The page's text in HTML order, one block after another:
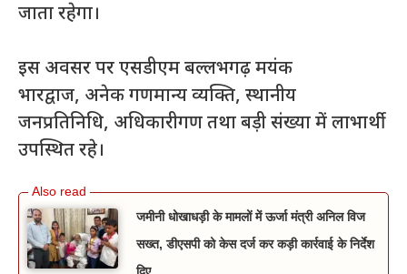
जाता रहेगा।
इस अवसर पर एसडीएम बल्लभगढ़ मयंक
भारद्वाज, अनेक गणमान्य व्यक्ति, स्थानीय
जनप्रतिनिधि, अधिकारीगण तथा बड़ी संख्या में लाभार्थी
उपस्थित रहे।
जमीनी धोखाधड़ी के मामलों में ऊर्जा मंत्री अनिल विज
सख्त, डीएसपी को केस दर्ज कर कड़ी कार्रवाई के निर्देश
दिए